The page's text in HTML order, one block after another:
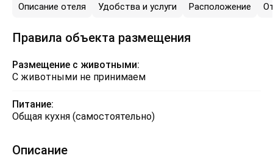
Описание отеля Удобства и услуги Расположение
Правила объекта размещения
Размещение с животными:
С животными не принимаем
Питание:
Общая кухня (самостоятельно)
Описание